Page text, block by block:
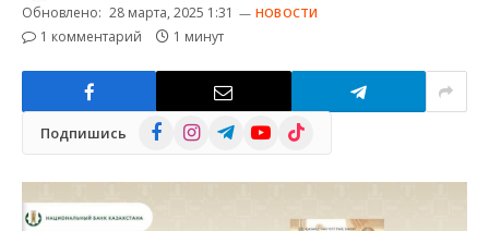
Обновлено: 28 марта, 2025 1:31 НОВОСТИ
1 комментарий 1 минут
Подпишись FacebookInstagramTelegramYouTube
TikTok